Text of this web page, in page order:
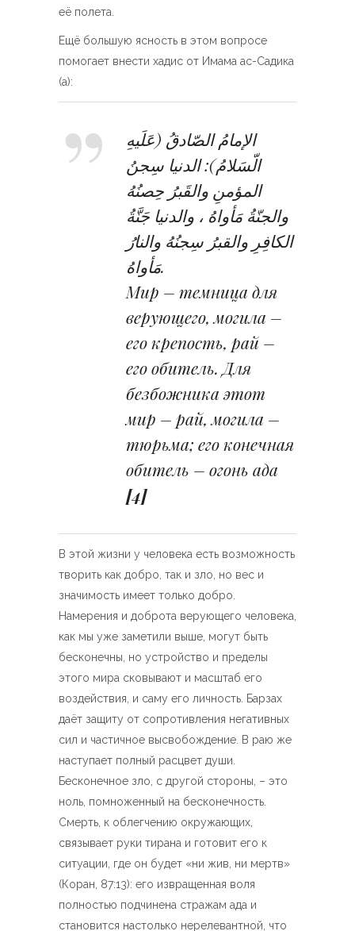
её полета.
Ещё большую ясность в этом вопросе
помогает внести хадис от Имама ас-Садика
(а):
الإمامُ الصّادقُ (عَلَيهِ
الّسَلامُ): الدنيا سِجنُ
المؤمنِ والقَبرُ حِصنُهُ
والجنّةُ مَأواهُ ، والدنيا جَنَّةُ
الكافِرِ والقبرُ سِجنُهُ والنارُ
مَأواهُ.
Мир – темница для
верующего, могила –
его крепость, рай –
его обитель. Для
безбожника этот
мир – рай, могила –
тюрьма; его конечная
обитель – огонь ада
[4]
В этой жизни у человека есть возможность
творить как добро, так и зло, но вес и
значимость имеет только добро.
Намерения и доброта верующего человека,
как мы уже заметили выше, могут быть
бесконечны, но устройство и пределы
этого мира сковывают и масштаб его
воздействия, и саму его личность. Барзах
даёт защиту от сопротивления негативных
сил и частичное высвобождение. В раю же
наступает полный расцвет души.
Бесконечное зло, с другой стороны, – это
ноль, помноженный на бесконечность.
Смерть, к облегчению окружающих,
связывает руки тирана и готовит его к
ситуации, где он будет «ни жив, ни мертв»
(Коран, 87:13): его извращенная воля
полностью подчинена стражам ада и
становится настолько нерелевантной, что